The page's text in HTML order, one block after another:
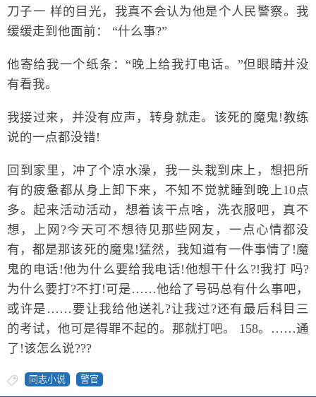
刀子一 样的目光，我真不会认为他是个人民警察。我
缓缓走到他面前： “什么事?”
他寄给我一个纸条：“晚上给我打电话。”但眼睛并没
有看我。
我接过来，并没有应声，转身就走。该死的魔鬼!教练
说的一点都没错!
回到家里，冲了个凉水澡，我一头栽到床上，想把所
有的疲惫都从身上卸下来，不知不觉就睡到晚上10点
多。起来活动活动，想着该干点啥，洗衣服吧，真不
想，上网?今天可不想待见那些网友，一点心情都没
有，都是那该死的魔鬼!猛然，我知道有一件事情了!魔
鬼的电话!他为什么要给我电话!他想干什么?!我打 吗?
为什么要打?不打!可是……他给了号码总有什么事吧，
或许是……要让我给他送礼?让我过?还有最后科目三
的考试，他可是得罪不起的。那就打吧。 158。……通
了!该怎么说???
同志小说 警官